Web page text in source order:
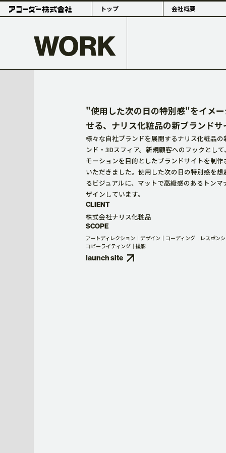
トップ 会社概要
PHILOSOPHY
概要・拠点
WORK
"使用した次の日の特別感"をイメー
せる、ナリス化粧品の新ブランドサ
様々な自社ブランドを展開するナリス化粧品の
ンド・3Dスフィア。新規顧客へのフックとして
モーションを目的としたブランドサイトを制作
いただきました。使用した次の日の特別感を想
るビジュアルに、マットで高級感のあるトンマ
ザインしています。
CLIENT
株式会社ナリス化粧品
SCOPE
アートディレクション デザイン コーディング
レスポン
コピーライティング
撮影
launch site